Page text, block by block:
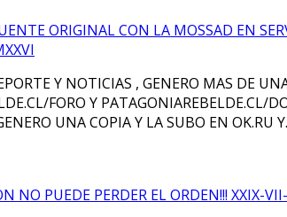
ORIGINAL CON LA MOSSAD EN
Y NOTICIAS , GENERO MAS DE
FORO Y
UNA COPIA Y LA SUBO EN OK.RU
NO PUEDE PERDER EL ORDEN!!! XXIX-